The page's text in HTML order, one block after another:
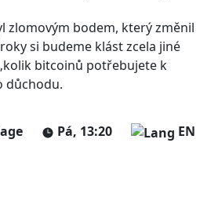
zlomovým bodem, který změnil
si budeme klást zcela jiné
bitcoinů potřebujete k
důchodu.
Pá, 13:20
EN